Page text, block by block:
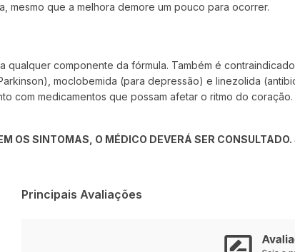
mesmo que a melhora demore um pouco para ocorrer.
componente da fórmula. Também é
moclobemida (para depressão) e linezolida
com medicamentos que possam afetar o ritmo do coração.
OS SINTOMAS, O MÉDICO DEVERÁ SER
Principais Avaliações